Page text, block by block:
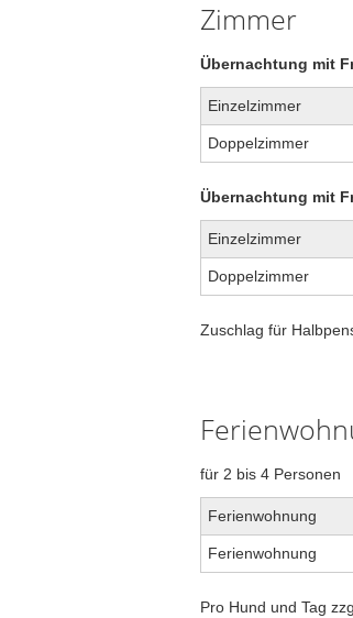
Zimmer
Übernachtung mit
Einzelzimmer
Doppelzimmer
Übernachtung mit
Einzelzimmer
Doppelzimmer
Zuschlag für
für 2 bis 4 Personen
Ferienwohnung
Ferienwohnung
Pro Hund und Tag